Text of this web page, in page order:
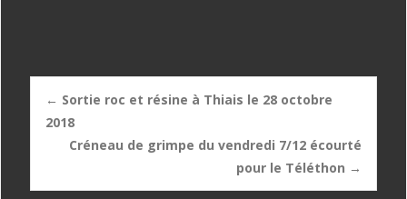
Post
navigation
← Sortie roc et résine à Thiais le 28 octobre
2018
Créneau de grimpe du vendredi 7/12 écourté
pour le Téléthon →